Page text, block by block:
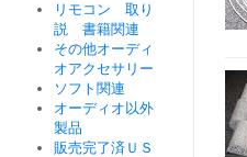
リモコン 取り
説 書籍関連
その他オーディ
オアクセサリー
ソフト関連
オーディオ以外
製品
販売完了済ＵＳ